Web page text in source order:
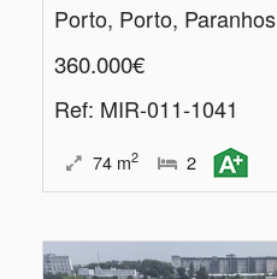
Porto, Porto, Paranhos
360.000€
Ref: MIR-011-1041
74 m2 2